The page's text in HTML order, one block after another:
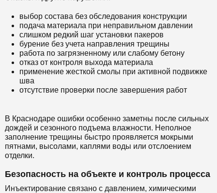
выбор состава без обследования конструкции
подача материала при неправильном давлении
слишком редкий шаг установки пакеров
бурение без учета направления трещины
работа по загрязненному или слабому бетону
отказ от контроля выхода материала
применение жесткой смолы при активной подвижке
шва
отсутствие проверки после завершения работ
В Краснодаре ошибки особенно заметны после сильных
дождей и сезонного подъема влажности. Неполное
заполнение трещины быстро проявляется мокрыми
пятнами, высолами, каплями воды или отслоением
отделки.
Безопасность на объекте и контроль процесса
Инъектирование связано с давлением, химическими